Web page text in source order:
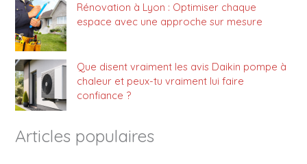
Rénovation à Lyon : Optimiser chaque
espace avec une approche sur mesure
Que disent vraiment les avis Daikin pompe à
chaleur et peux-tu vraiment lui faire
confiance ?
Articles populaires